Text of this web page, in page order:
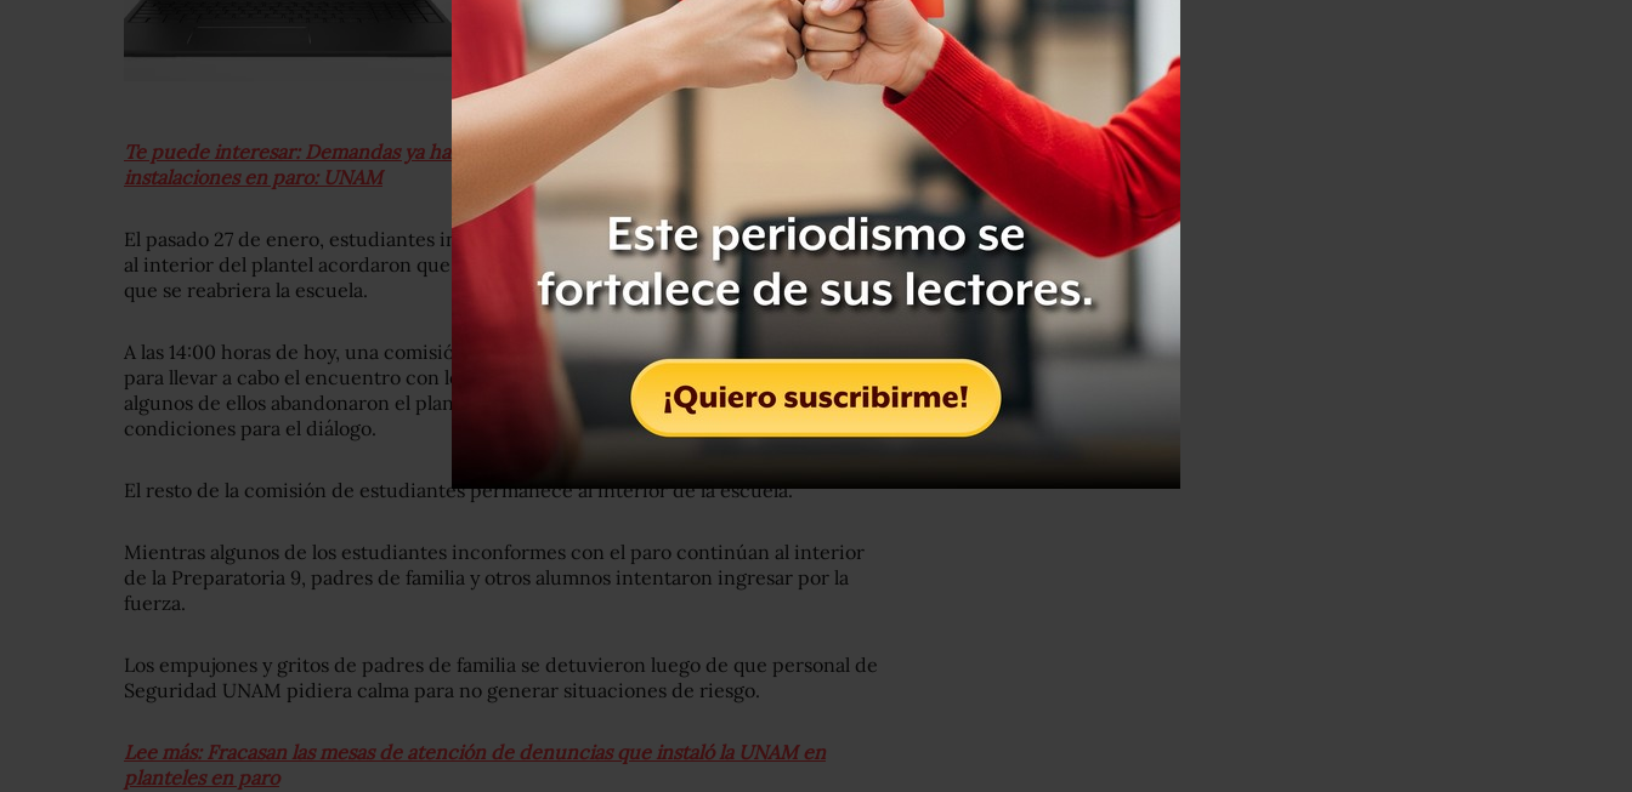
Te puede interesar: Demandas ya han sido resueltas, exigimos la devolución de
instalaciones en paro: UNAM
El pasado 27 de enero, estudiantes inconformes con el paro y quienes se encuentran
al interior del plantel acordaron que este miércoles se llevaría a cabo un diálogo para
que se reabriera la escuela.
A las 14:00 horas de hoy, una comisión de 40 estudiantes ingresó a la Preparatoria 9
para llevar a cabo el encuentro con los paristas, sin embargo, minutos después
algunos de ellos abandonaron el plantel y denunciaron que no existieron
condiciones para el diálogo.
El resto de la comisión de estudiantes permanece al interior de la escuela.
Mientras algunos de los estudiantes inconformes con el paro continúan al interior
de la Preparatoria 9, padres de familia y otros alumnos intentaron ingresar por la
fuerza.
Los empujones y gritos de padres de familia se detuvieron luego de que personal de
Seguridad UNAM pidiera calma para no generar situaciones de riesgo.
Lee más: Fracasan las mesas de atención de denuncias que instaló la UNAM en
planteles en paro